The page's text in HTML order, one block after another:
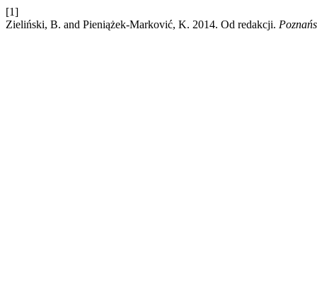
[1]
Zieliński, B. and Pieniążek-Marković, K. 2014. Od redakcji.